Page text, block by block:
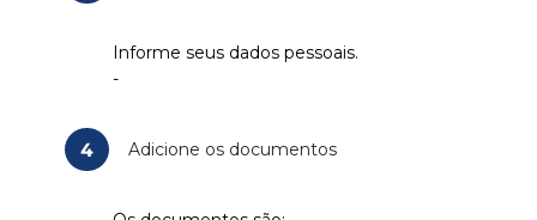
Informe seus dados pessoais.
-
4 Adicione os documentos